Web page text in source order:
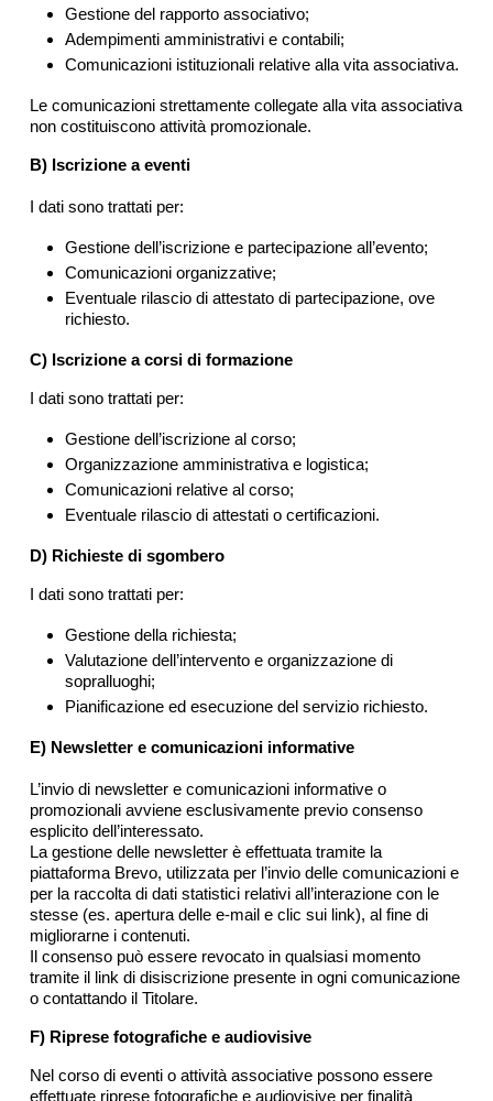
Gestione del rapporto associativo;
Adempimenti amministrativi e contabili;
Comunicazioni istituzionali relative alla vita associativa.
Le comunicazioni strettamente collegate alla vita associativa
non costituiscono attività promozionale.
B) Iscrizione a eventi
I dati sono trattati per:
Gestione dell’iscrizione e partecipazione all’evento;
Comunicazioni organizzative;
Eventuale rilascio di attestato di partecipazione, ove
richiesto.
C) Iscrizione a corsi di formazione
I dati sono trattati per:
Gestione dell’iscrizione al corso;
Organizzazione amministrativa e logistica;
Comunicazioni relative al corso;
Eventuale rilascio di attestati o certificazioni.
D) Richieste di sgombero
I dati sono trattati per:
Gestione della richiesta;
Valutazione dell’intervento e organizzazione di
sopralluoghi;
Pianificazione ed esecuzione del servizio richiesto.
E) Newsletter e comunicazioni informative
L’invio di newsletter e comunicazioni informative o
promozionali avviene esclusivamente previo consenso
esplicito dell’interessato.
La gestione delle newsletter è effettuata tramite la
piattaforma Brevo, utilizzata per l’invio delle comunicazioni e
per la raccolta di dati statistici relativi all’interazione con le
stesse (es. apertura delle e-mail e clic sui link), al fine di
migliorarne i contenuti.
Il consenso può essere revocato in qualsiasi momento
tramite il link di disiscrizione presente in ogni comunicazione
o contattando il Titolare.
F) Riprese fotografiche e audiovisive
Nel corso di eventi o attività associative possono essere
effettuate riprese fotografiche e audiovisive per finalità